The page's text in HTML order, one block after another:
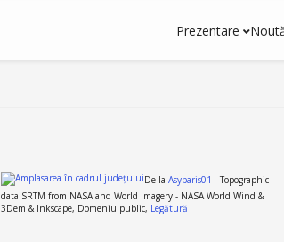
Prezentare
De la Asybaris01 - Topographic
data SRTM from NASA and World Imagery - NASA World Wind &
3Dem & Inkscape, Domeniu public, Legătură